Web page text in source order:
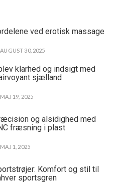
ved erotisk massage
AUGUST 30, 2025
klarhed og indsigt med
sjælland
MAJ 19, 2025
og alsidighed med
fræsning i plast
MAJ 1, 2025
Komfort og stil til
sportsgren